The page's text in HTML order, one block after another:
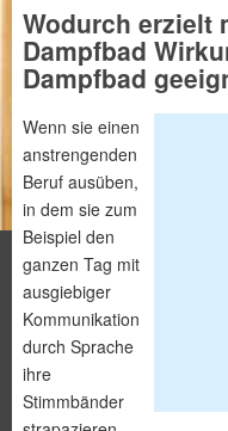
Wodurch erzielt
Dampfbad
Dampfbad
Wenn sie einen
anstrengenden
Beruf ausüben,
in dem sie zum
Beispiel den
ganzen Tag mit
ausgiebiger
Kommunikation
durch Sprache
ihre
Stimmbänder